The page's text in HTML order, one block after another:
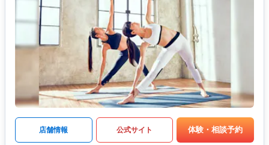
店舗情報 公式サイト 体験・相談予約